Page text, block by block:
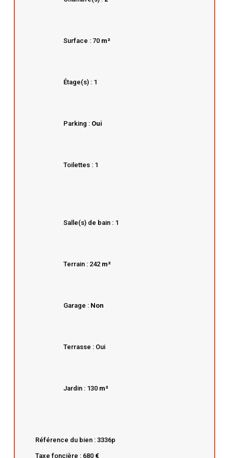
Surface : 70 m²
Étage(s) : 1
Parking : Oui
Toilettes : 1
Salle(s) de bain : 1
Terrain : 242 m²
Garage : Non
Terrasse : Oui
Jardin : 130 m²
Référence du bien : 3336p
Taxe foncière : 680 €